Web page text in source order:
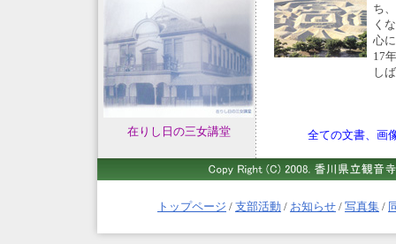
在りし日の三女講堂
ち
く
心
17
し
全ての文書、画
トップページ / 支部活動 / お知らせ / 写真集 /